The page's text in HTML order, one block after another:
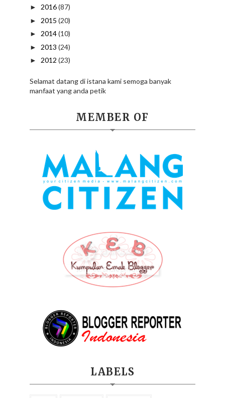
► 2016(87)
► 2015 (20)
► 2014(10)
► 2013 (24)
► 2012 (23)
Selamat datang di istana kami semoga banyak
manfaat yang anda petik
MEMBER OF
LABELS